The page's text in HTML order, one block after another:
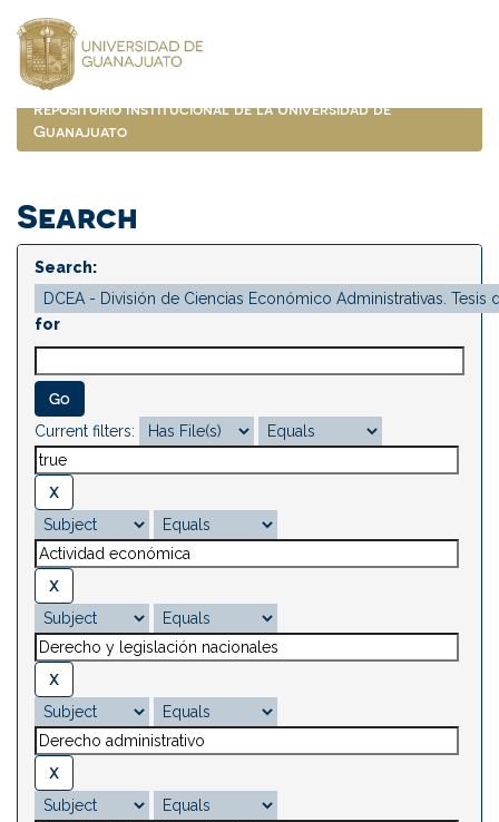
navigation
Repositorio Institucional de la Universidad de
Guanajuato
Search
Search:
for
Current filters: